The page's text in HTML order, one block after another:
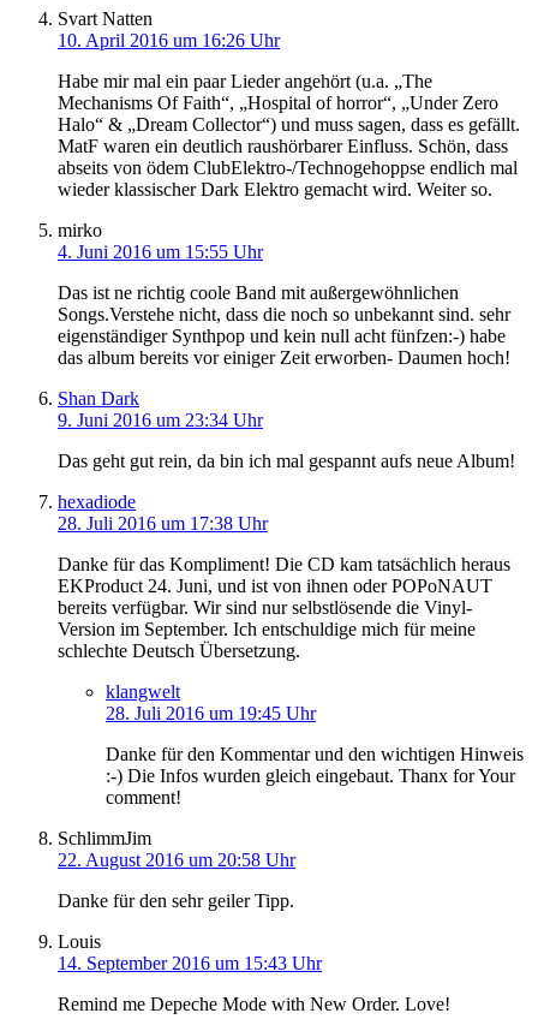
Svart Natten
10. April 2016 um 16:26 Uhr
Habe mir mal ein paar Lieder angehört (u.a. „The
Mechanisms Of Faith“, „Hospital of horror“, „Under Zero
Halo“ & „Dream Collector“) und muss sagen, dass es gefällt.
MatF waren ein deutlich raushörbarer Einfluss. Schön, dass
abseits von ödem ClubElektro-/Technogehoppse endlich mal
wieder klassischer Dark Elektro gemacht wird. Weiter so.
mirko
4. Juni 2016 um 15:55 Uhr
Das ist ne richtig coole Band mit außergewöhnlichen
Songs.Verstehe nicht, dass die noch so unbekannt sind. sehr
eigenständiger Synthpop und kein null acht fünfzen:-) habe
das album bereits vor einiger Zeit erworben- Daumen hoch!
Shan Dark
9. Juni 2016 um 23:34 Uhr
Das geht gut rein, da bin ich mal gespannt aufs neue Album!
hexadiode
28. Juli 2016 um 17:38 Uhr
Danke für das Kompliment! Die CD kam tatsächlich heraus
EKProduct 24. Juni, und ist von ihnen oder POPoNAUT
bereits verfügbar. Wir sind nur selbstlösende die Vinyl-
Version im September. Ich entschuldige mich für meine
schlechte Deutsch Übersetzung.
klangwelt
28. Juli 2016 um 19:45 Uhr
Danke für den Kommentar und den wichtigen Hinweis
:-) Die Infos wurden gleich eingebaut. Thanx for Your
comment!
SchlimmJim
22. August 2016 um 20:58 Uhr
Danke für den sehr geiler Tipp.
Louis
14. September 2016 um 15:43 Uhr
Remind me Depeche Mode with New Order. Love!